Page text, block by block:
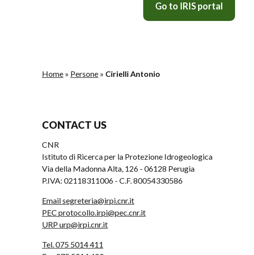
Go to IRIS portal
Home » Persone » Cirielli Antonio
CONTACT US
CNR
Istituto di Ricerca per la Protezione Idrogeologica
Via della Madonna Alta, 126 - 06128 Perugia
P.IVA: 02118311006 - C.F. 80054330586
Email segreteria@irpi.cnr.it
PEC protocollo.irpi@pec.cnr.it
URP urp@irpi.cnr.it
Tel. 075 5014 411